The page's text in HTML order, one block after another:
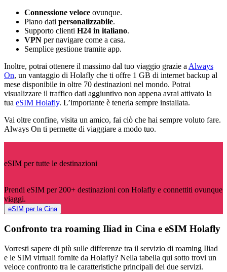
Connessione veloce ovunque.
Piano dati personalizzabile.
Supporto clienti H24 in italiano.
VPN per navigare come a casa.
Semplice gestione tramite app.
Inoltre, potrai ottenere il massimo dal tuo viaggio grazie a Always
On, un vantaggio di Holafly che ti offre 1 GB di internet backup al
mese disponibile in oltre 70 destinazioni nel mondo. Potrai
visualizzare il traffico dati aggiuntivo non appena avrai attivato la
tua eSIM Holafly. L’importante è tenerla sempre installata.
Vai oltre confine, visita un amico, fai ciò che hai sempre voluto fare.
Always On ti permette di viaggiare a modo tuo.
eSIM per tutte le destinazioni
Prendi eSIM per 200+ destinazioni con Holafly e connettiti ovunque
viaggi.
eSIM per la Cina
Confronto tra roaming Iliad in Cina e eSIM Holafly
Vorresti sapere di più sulle differenze tra il servizio di roaming Iliad
e le SIM virtuali fornite da Holafly? Nella tabella qui sotto trovi un
veloce confronto tra le caratteristiche principali dei due servizi.